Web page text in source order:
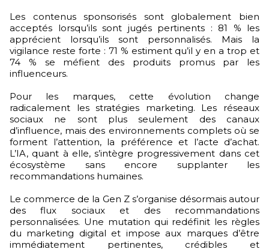
Les contenus sponsorisés sont globalement bien
acceptés lorsqu’ils sont jugés pertinents : 81 % les
apprécient lorsqu’ils sont personnalisés. Mais la
vigilance reste forte : 71 % estiment qu’il y en a trop et
74 % se méfient des produits promus par les
influenceurs.
Pour les marques, cette évolution change
radicalement les stratégies marketing. Les réseaux
sociaux ne sont plus seulement des canaux
d’influence, mais des environnements complets où se
forment l’attention, la préférence et l’acte d’achat.
L’IA, quant à elle, s’intègre progressivement dans cet
écosystème sans encore supplanter les
recommandations humaines.
Le commerce de la Gen Z s’organise désormais autour
des flux sociaux et des recommandations
personnalisées. Une mutation qui redéfinit les règles
du marketing digital et impose aux marques d’être
immédiatement pertinentes, crédibles et